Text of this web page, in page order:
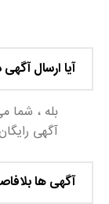
آیا ارسال
بله ، شما
آگهی
آگهی ها